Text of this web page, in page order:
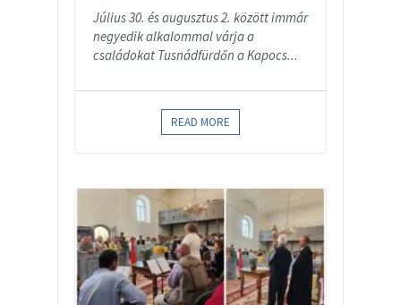
Július 30. és augusztus 2. között immár
negyedik alkalommal várja a
családokat Tusnádfürdőn a Kapocs...
READ MORE